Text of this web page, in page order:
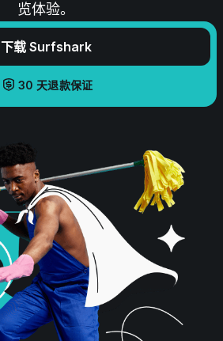
览体验。
下载 Surfshark
30 天退款保证